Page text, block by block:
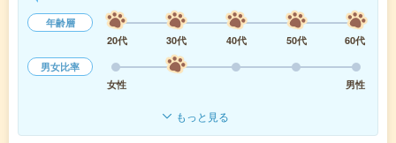
年齢層
20代
30代 40代 50代
60代
男女比率
女性
男性
もっと見る